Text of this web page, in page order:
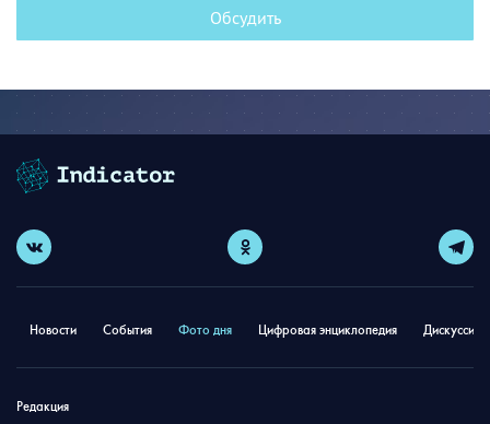
Обсудить
Новости События Фото дня Цифровая энциклопедия
Редакция